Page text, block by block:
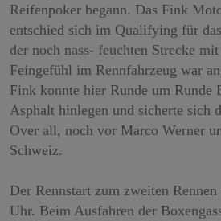
Reifenpoker begann. Das Fink
entschied sich im Qualifying für
der noch nass- feuchten Strecke
Feingefühl im Rennfahrzeug war
Fink konnte hier Runde um Runde
Asphalt hinlegen und sicherte sich
Over all, noch vor Marco Werner
Schweiz.
Der Rennstart zum zweiten
Uhr. Beim Ausfahren der